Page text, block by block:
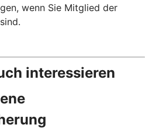
wenn Sie Mitglied der
interessieren